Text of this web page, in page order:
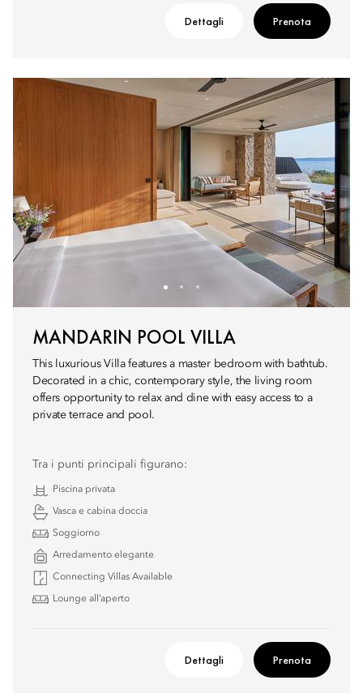
Dettagli Prenota
MANDARIN POOL VILLA
This luxurious Villa features a master bedroom with bathtub.
Decorated in a chic, contemporary style, the living room
offers opportunity to relax and dine with easy access to a
private terrace and pool.
Tra i punti principali figurano:
Piscina privata
Vasca e cabina doccia
Soggiorno
Arredamento elegante
Connecting Villas Available
Lounge all’aperto
Dettagli Prenota